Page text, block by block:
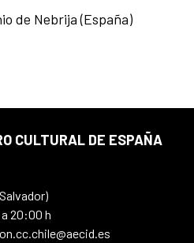
de Nebrija (España)
CULTURAL DE ESPAÑA
20:00 h